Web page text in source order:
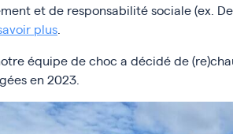
et de responsabilité sociale (ex.
plus
équipe de choc a décidé de
en 2023.